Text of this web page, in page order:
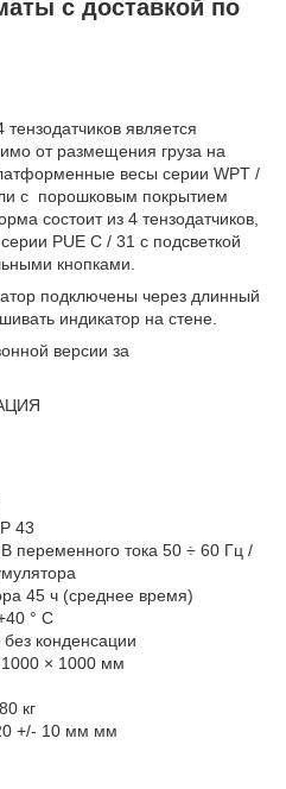
с доставкой по
является
от размещения груза на
весы серии WPT /
с порошковым покрытием
состоит из 4 тензодатчиков,
PUE C / 31 с подсветкой
кнопками.
подключены через длинный
индикатор на стене.
версии за
43
переменного тока 50 ÷ 60 Гц /
45 ч (среднее время)
° C
конденсации
× 1000 мм
кг
+/- 10 мм мм